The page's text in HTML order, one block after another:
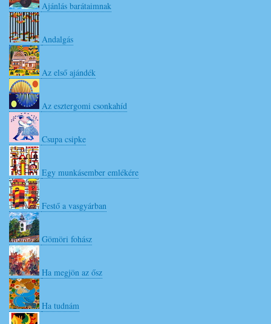
Ajánlás barátaimnak
Andalgás
Az első ajándék
Az esztergomi csonkahíd
Csupa csipke
Egy munkásember emlékére
Festő a vasgyárban
Gömöri fohász
Ha megjön az ősz
Ha tudnám